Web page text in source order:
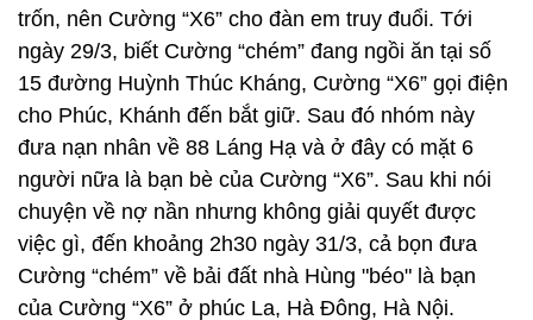
trốn, nên Cường “X6” cho đàn em truy đuổi. Tới
ngày 29/3, biết Cường “chém” đang ngồi ăn tại số
15 đường Huỳnh Thúc Kháng, Cường “X6” gọi điện
cho Phúc, Khánh đến bắt giữ. Sau đó nhóm này
đưa nạn nhân về 88 Láng Hạ và ở đây có mặt 6
người nữa là bạn bè của Cường “X6”. Sau khi nói
chuyện về nợ nần nhưng không giải quyết được
việc gì, đến khoảng 2h30 ngày 31/3, cả bọn đưa
Cường “chém” về bải đất nhà Hùng "béo" là bạn
của Cường “X6” ở phúc La, Hà Đông, Hà Nội.